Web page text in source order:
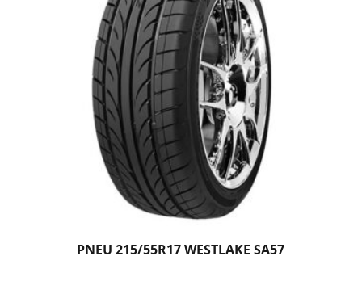
PNEU 215/55R17 WESTLAKE SA57